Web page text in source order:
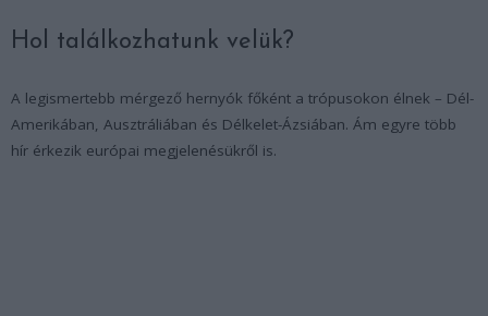
Hol találkozhatunk velük?
A legismertebb mérgező hernyók főként a trópusokon élnek – Dél-
Amerikában, Ausztráliában és Délkelet-Ázsiában. Ám egyre több
hír érkezik európai megjelenésükről is.